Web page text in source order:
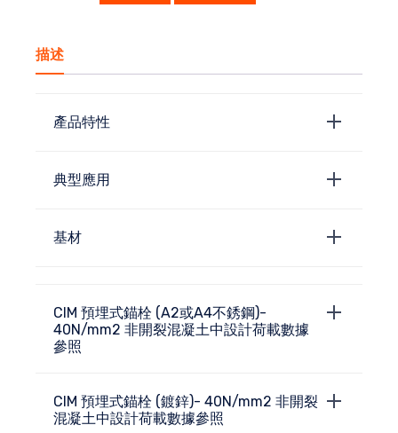
描述
產品特性
典型應用
基材
CIM 預埋式錨栓 (A2或A4不銹鋼)-
40N/mm2 非開裂混凝土中設計荷載數據
參照
CIM 預埋式錨栓 (鍍鋅)- 40N/mm2 非開裂
混凝土中設計荷載數據參照